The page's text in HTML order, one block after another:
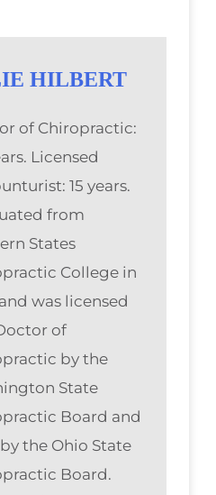
HILBERT
of Chiropractic:
Licensed
15 years.
from
States
College in
was licensed
of
by the
State
Board and
the Ohio State
Board.